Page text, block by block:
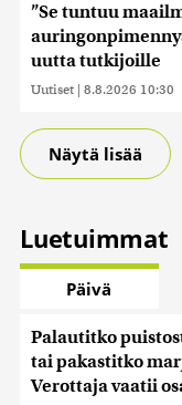
”Se tuntuu
uutta tutkijoille
Uutiset | 8.8.2026 10:30
Näytä lisää
Luetuimmat
Päivä
Palautitko
tai pakastitko
Verottaja vaatii